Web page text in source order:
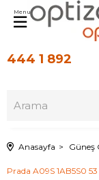
444 1 892
Menu
Anasayfa Güneş
Prada A09S 1AB5S0